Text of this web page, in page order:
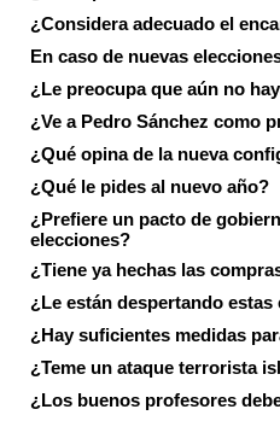
¿Considera adecuado el
En caso de nuevas
¿Le preocupa que aún no
¿Ve a Pedro Sánchez como
¿Qué opina de la nueva
¿Qué le pides al nuevo año?
¿Prefiere un pacto de
elecciones?
¿Tiene ya hechas las
¿Le están despertando
¿Hay suficientes medidas
¿Teme un ataque terrorista
¿Los buenos profesores